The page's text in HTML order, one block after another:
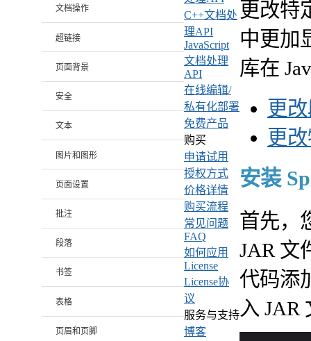
更改特
中更加
库在
更
更
安装
首先，
JAR 文
代码添
入 JAR
文档操作
超链接
页面背景
安全
文本
图片和图形
页面设置
批注
段落
书签
表格
页眉和页脚
C++文档处
理API
JavaScript
文档处理
API
在线编辑/
私有化部署
免费产品
购买
申请试用
授权方式
价格详情
购买流程
常见问题
FAQ
如何应用
License
License协
议
服务与支持
博客